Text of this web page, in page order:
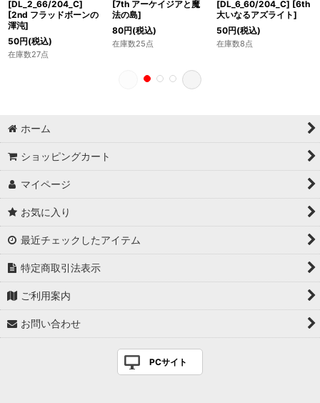
[DL_2_66/204_C]
[2nd フラッドボーンの
渾沌]
50円(税込)
在庫数27点
[7th アーケイジアと魔
法の島]
80円(税込)
在庫数25点
[DL_6_60/204_C] [6th
大いなるアズライト]
50円(税込)
在庫数8点
ホーム
ショッピングカート
マイページ
お気に入り
最近チェックしたアイテム
特定商取引法表示
ご利用案内
お問い合わせ
PCサイト